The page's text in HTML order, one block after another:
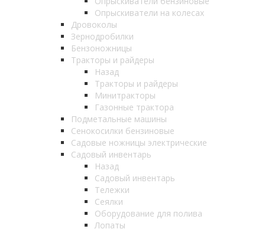
Опрыскиватели на колесах
Дровоколы
Зернодробилки
Бензоножницы
Тракторы и райдеры
Назад
Тракторы и райдеры
Минитракторы
Газонные трактора
Подметальные машины
Сенокосилки бензиновые
Садовые ножницы электрические
Садовый инвентарь
Назад
Садовый инвентарь
Тележки
Сеялки
Оборудование для полива
Лопаты